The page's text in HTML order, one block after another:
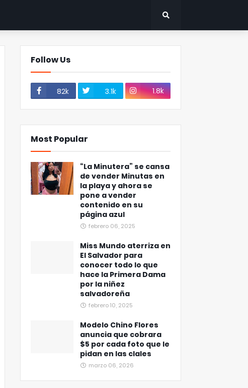
Follow Us
82k 3.1k 1.8k
Most Popular
“La Minutera” se cansa
de vender Minutas en
la playa y ahora se
pone a vender
contenido en su
página azul
febrero 06, 2025
Miss Mundo aterriza en
El Salvador para
conocer todo lo que
hace la Primera Dama
por la niñez
salvadoreña
febrero 10, 2025
Modelo Chino Flores
anuncia que cobrara
$5 por cada foto que le
pidan en las clales
marzo 06, 2026